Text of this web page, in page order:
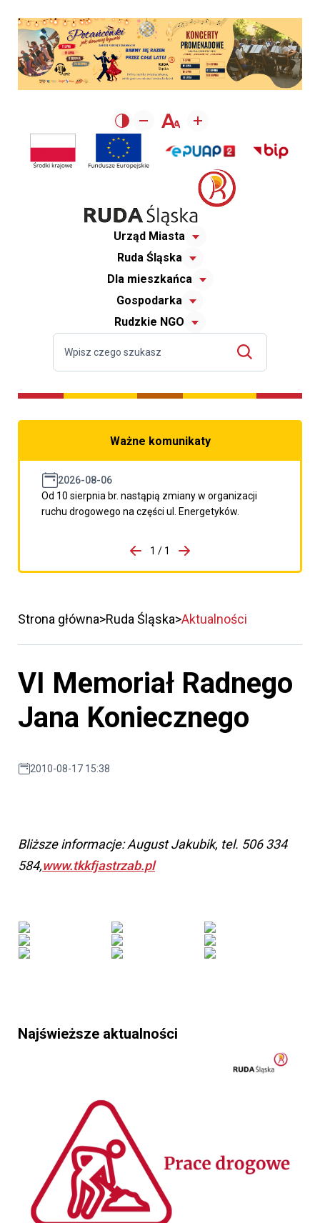
Urząd Miasta
Ruda Śląska
Dla mieszkańca
Gospodarka
Rudzkie NGO
Ważne komunikaty
2026-08-06
Od 10 sierpnia br. nastąpią zmiany w organizacji
ruchu drogowego na części ul. Energetyków.
porzpedniego komunikatu
1 / 1
Przejdź do następnego
Strona główna Ruda Śląska Aktualności
VI Memoriał Radnego
Jana Koniecznego
2010-08-17 15:38
Bliższe informacje: August Jakubik, tel. 506 334
584,www.tkkfjastrzab.pl
Najświeższe aktualności